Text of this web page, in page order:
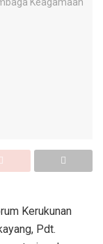
Kerukunan
Pdt.